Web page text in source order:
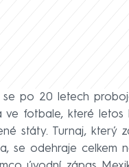
se po 20 letech
ve fotbale, které letos
státy. Turnaj, který
se odehraje celkem